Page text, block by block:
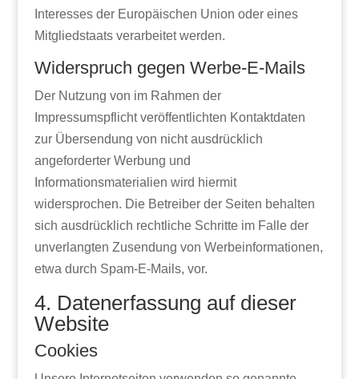
Interesses der Europäischen Union oder eines
Mitgliedstaats verarbeitet werden.
Widerspruch gegen Werbe-E-Mails
Der Nutzung von im Rahmen der
Impressumspflicht veröffentlichten Kontaktdaten
zur Übersendung von nicht ausdrücklich
angeforderter Werbung und
Informationsmaterialien wird hiermit
widersprochen. Die Betreiber der Seiten behalten
sich ausdrücklich rechtliche Schritte im Falle der
unverlangten Zusendung von Werbeinformationen,
etwa durch Spam-E-Mails, vor.
4. Datenerfassung auf dieser
Website
Cookies